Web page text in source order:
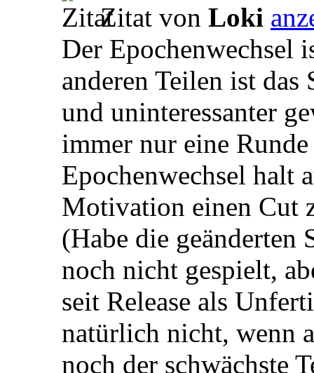
Zitat von Loki
Der Epochenwechsel
anderen Teilen ist das
und uninteressanter
immer nur eine
Epochenwechsel halt
Motivation einen Cut
(Habe die geänderten
noch nicht gespielt,
seit Release als
natürlich nicht, wenn
noch der schwächste